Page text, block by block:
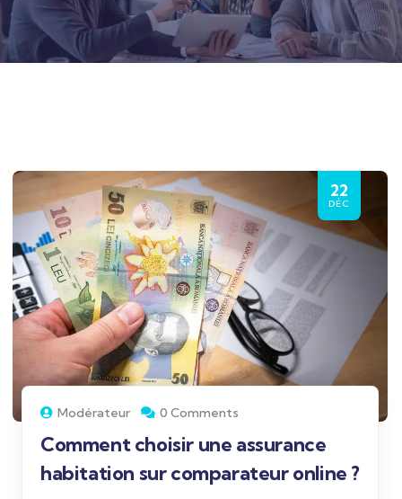
22
DÉC
Modérateur 0 Comments
Comment choisir une assurance
habitation sur comparateur online ?